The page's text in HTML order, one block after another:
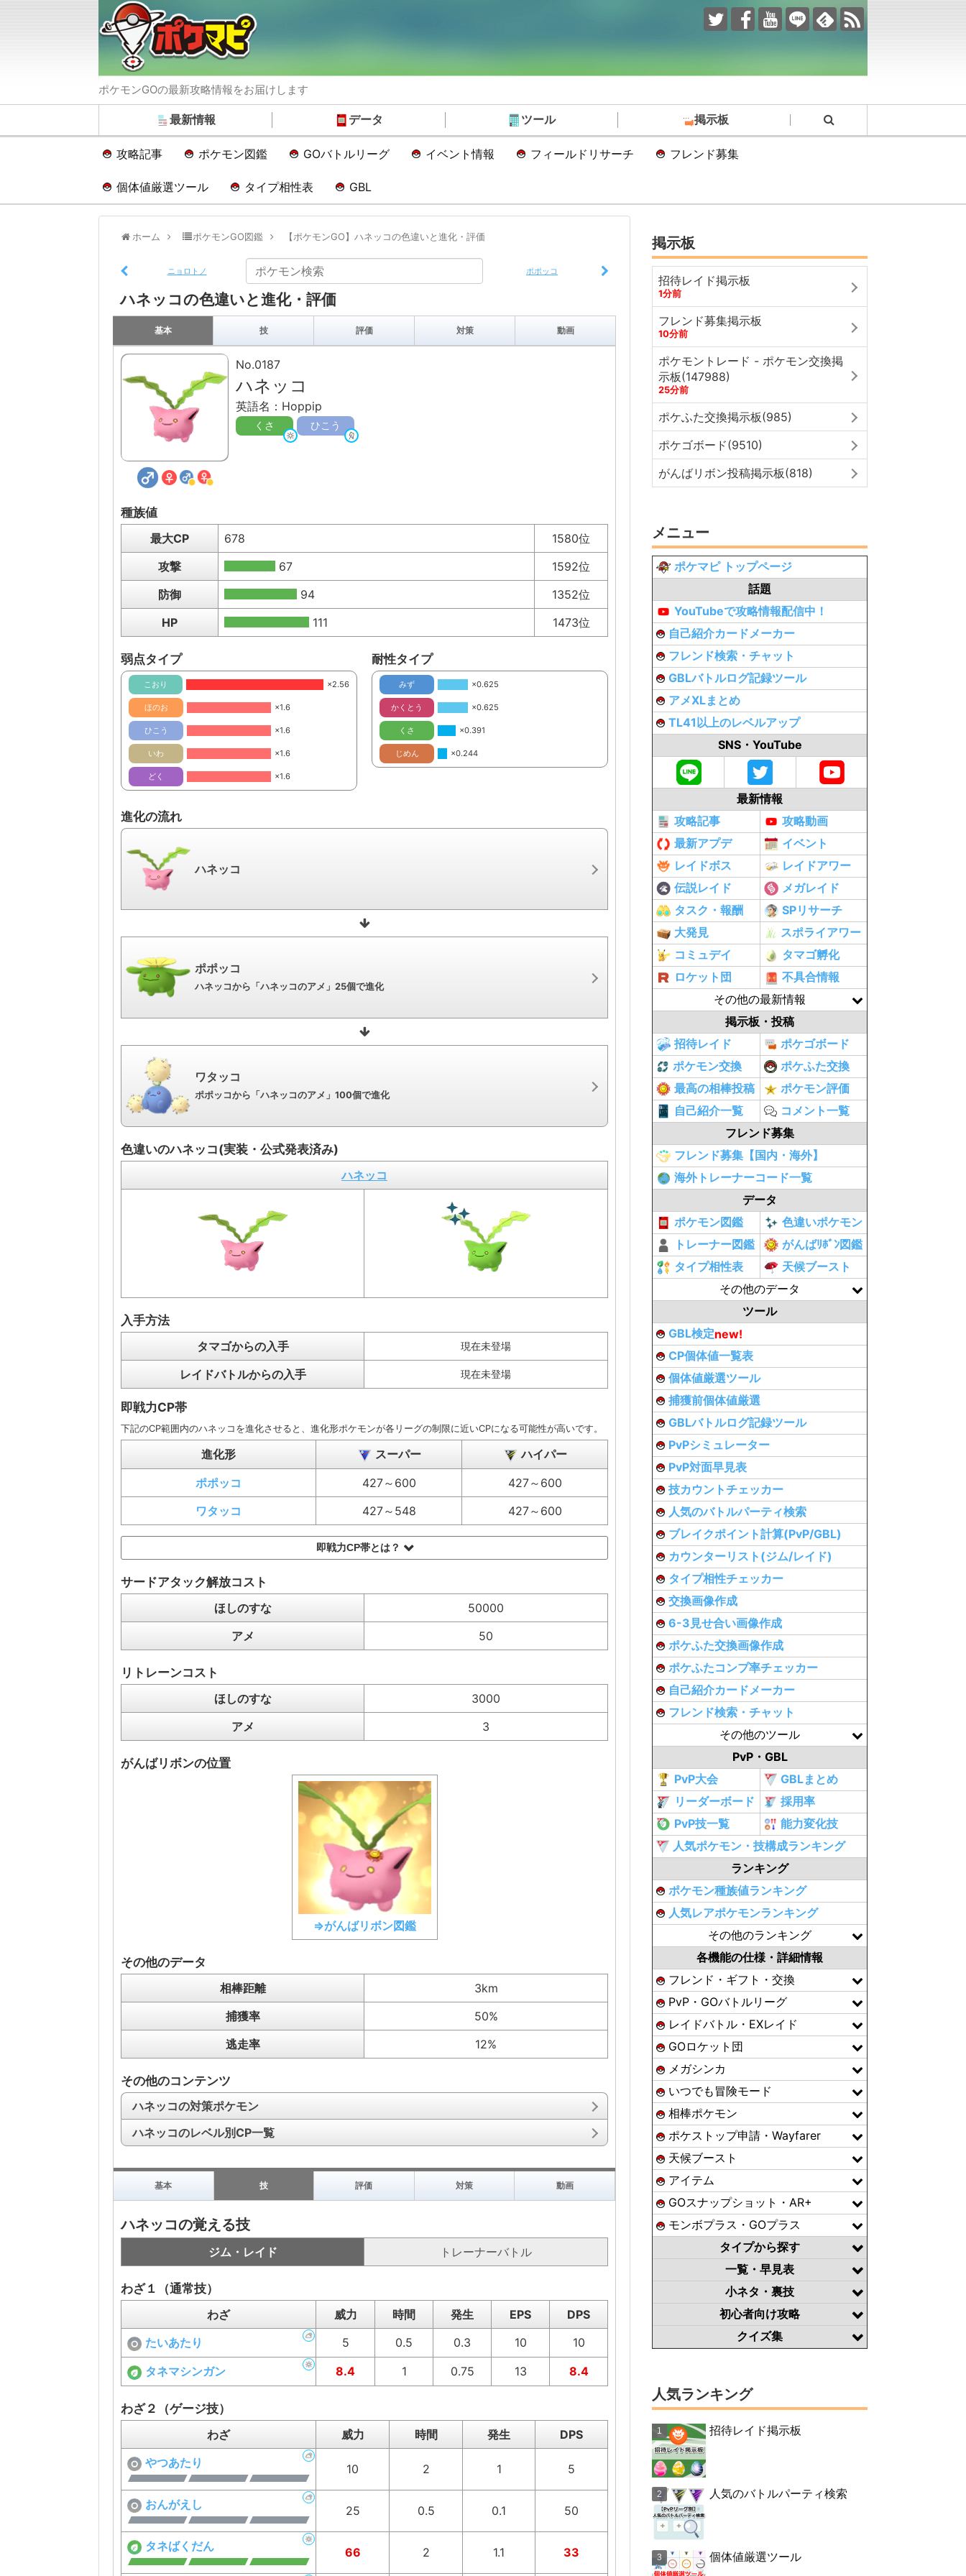
ポケモンGOの最新攻略情報をお届けします
最新情報 データ ツール 掲示板
攻略記事 ポケモン図鑑 GOバトルリーグ イベント情報 フィールドリサーチ フレンド募集
個体値厳選ツール タイプ相性表 GBL
ホーム ポケモンGO図鑑 【ポケモンGO】ハネッコの色違いと進化・評価
ニョロトノ ポポッコ
ハネッコの色違いと進化・評価
基本 技 評価 対策 動画
No.0187
ハネッコ
英語名：Hoppip
くさ ひこう
種族値
最大CP
678
1580位
攻撃
67
1592位
防御
94
1352位
HP
111 1473位
弱点タイプ
こおり ×2.56
ほのお ×1.6
ひこう ×1.6
いわ ×1.6
どく ×1.6
耐性タイプ
みず ×0.625
かくとう ×0.625
くさ ×0.391
じめん ×0.244
進化の流れ
ハネッコ
ポポッコ
ハネッコから「ハネッコのアメ」25個で進化
ワタッコ
ポポッコから「ハネッコのアメ」100個で進化
色違いのハネッコ(実装・公式発表済み)
ハネッコ
入手方法
タマゴからの入手
現在未登場
レイドバトルからの入手 現在未登場
即戦力CP帯
下記のCP範囲内のハネッコを進化させると、進化形ポケモンが各リーグの制限に近いCPになる可能性が高いです。
進化形 スーパー
ハイパー
ポポッコ
427～600
427～600
ワタッコ
427～548 427～600
即戦力CP帯とは？
サードアタック解放コスト
ほしのすな
50000
アメ
50
リトレーンコスト
ほしのすな
3000
アメ
3
がんばリボンの位置
⇒がんばリボン図鑑
その他のデータ
相棒距離
3km
捕獲率
50%
逃走率
12%
その他のコンテンツ
ハネッコの対策ポケモン
ハネッコのレベル別CP一覧
基本 技 評価 対策 動画
ハネッコの覚える技
ジム・レイド トレーナーバトル
わざ１（通常技）
わざ
威力 時間 発生 EPS
DPS
たいあたり
5 0.5 0.3 10
10
タネマシンガン
8.4 1 0.75 13 8.4
わざ２（ゲージ技）
わざ
威力 時間 発生
DPS
やつあたり
10 2 1 5
おんがえし 25 0.5 0.1 50
タネばくだん 66 2 1.1 33
掲示板
招待レイド掲示板
1分前
フレンド募集掲示板
10分前
ポケモントレード - ポケモン交換掲
示板(147988)
25分前
ポケふた交換掲示板(985)
ポケゴボード(9510)
がんばリボン投稿掲示板(818)
メニュー
ポケマピ トップページ
話題
YouTubeで攻略情報配信中！
自己紹介カードメーカー
フレンド検索・チャット
GBLバトルログ記録ツール
アメXLまとめ
TL41以上のレベルアップ
SNS・YouTube
最新情報
攻略記事
攻略動画
最新アプデ
イベント
レイドボス
レイドアワー
伝説レイド
メガレイド
タスク・報酬
SPリサーチ
大発見
スポライアワー
コミュデイ
タマゴ孵化
ロケット団
不具合情報
その他の最新情報
掲示板・投稿
招待レイド
ポケゴボード
ポケモン交換
ポケふた交換
最高の相棒投稿
ポケモン評価
自己紹介一覧
コメント一覧
フレンド募集
フレンド募集【国内・海外】
海外トレーナーコード一覧
データ
ポケモン図鑑
色違いポケモン
トレーナー図鑑
がんばﾘﾎﾞﾝ図鑑
タイプ相性表
天候ブースト
その他のデータ
ツール
GBL検定new!
CP個体値一覧表
個体値厳選ツール
捕獲前個体値厳選
GBLバトルログ記録ツール
PvPシミュレーター
PvP対面早見表
技カウントチェッカー
人気のバトルパーティ検索
ブレイクポイント計算(PvP/GBL)
カウンターリスト(ジム/レイド)
タイプ相性チェッカー
交換画像作成
6-3見せ合い画像作成
ポケふた交換画像作成
ポケふたコンプ率チェッカー
自己紹介カードメーカー
フレンド検索・チャット
その他のツール
PvP・GBL
PvP大会
GBLまとめ
リーダーボード
採用率
PvP技一覧
能力変化技
人気ポケモン・技構成ランキング
ランキング
ポケモン種族値ランキング
人気レアポケモンランキング
その他のランキング
各機能の仕様・詳細情報
フレンド・ギフト・交換
PvP・GOバトルリーグ
レイドバトル・EXレイド
GOロケット団
メガシンカ
いつでも冒険モード
相棒ポケモン
ポケストップ申請・Wayfarer
天候ブースト
アイテム
GOスナップショット・AR+
モンボプラス・GOプラス
タイプから探す
一覧・早見表
小ネタ・裏技
初心者向け攻略
クイズ集
人気ランキング
招待レイド掲示板
人気のバトルパーティ検索
個体値厳選ツール